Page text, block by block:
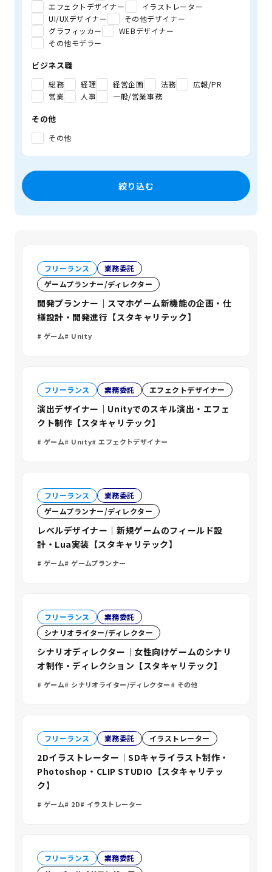
エフェクトデザイナー
イラストレーター
UI/UXデザイナー
その他デザイナー
グラフィッカー
WEBデザイナー
その他モデラー
ビジネス職
総務 経理 経営企画 法務
広報/PR
営業
人事 一般/営業事務
その他
その他
絞り込む
フリーランス
業務委託
ゲームプランナー/ディレクター
開発プランナー｜スマホゲーム新機能の企画・仕
様設計・開発進行【スタキャリテック】
ゲーム Unity
フリーランス 業務委託 エフェクトデザイナー
演出デザイナー｜Unityでのスキル演出・エフェ
クト制作【スタキャリテック】
ゲーム Unity エフェクトデザイナー
フリーランス
業務委託
ゲームプランナー/ディレクター
レベルデザイナー｜新規ゲームのフィールド設
計・Lua実装【スタキャリテック】
ゲーム ゲームプランナー
フリーランス
業務委託
シナリオライター/ディレクター
シナリオディレクター｜女性向けゲームのシナリ
オ制作・ディレクション【スタキャリテック】
ゲーム シナリオライター/ディレクター その他
フリーランス 業務委託 イラストレーター
2Dイラストレーター｜SDキャライラスト制作・
Photoshop・CLIP STUDIO【スタキャリテッ
ク】
ゲーム 2D イラストレーター
フリーランス
業務委託